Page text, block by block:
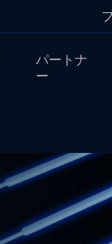
パートナ
ー